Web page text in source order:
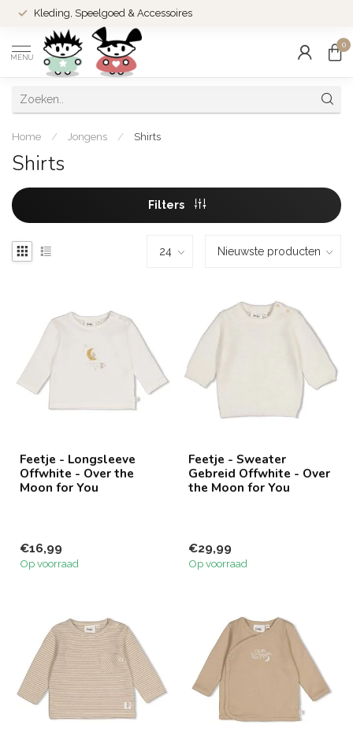
Kleding, Speelgoed & Accessoires
MENU
0
Home / Jongens / Shirts
Shirts
Filters
Feetje - Longsleeve
Offwhite - Over the
Moon for You
€16,99
Op voorraad
Feetje - Sweater
Gebreid Offwhite - Over
the Moon for You
€29,99
Op voorraad